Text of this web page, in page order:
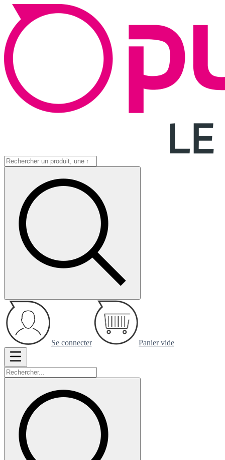
Se connecter Panier vide